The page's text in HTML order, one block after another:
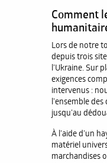
Comment
Lors de notre
depuis trois
l’Ukraine. Sur
exigences
intervenus :
l’ensemble
jusqu’au
À l’aide d’un
matériel
marchandises